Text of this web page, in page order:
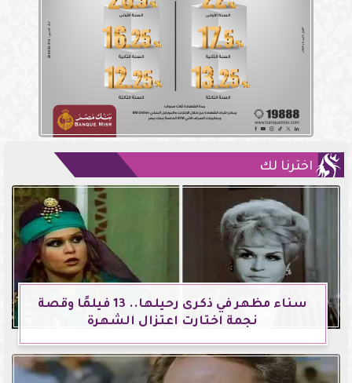
اخترنا لك
سناء مظهر في ذكرى رحيلها.. 13 فيلمًا وقصة
نجمة اختارت اعتزال الشهرة